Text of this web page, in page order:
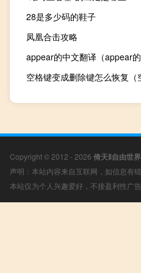
28是多少码的鞋子
凤凰合击攻略
appear的中文翻译（appear的
空格键变成删除键怎么恢复（
Copyright © 2012 - 2026 倚天Ⅱ自由世界
声明：本站内容来自互联网，如信息有
本站仅为个人兴趣爱好，不接盈利性广